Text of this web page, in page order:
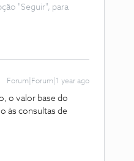
"Seguir", para
Forum|Forum|1 year ago
o valor base do
às consultas de